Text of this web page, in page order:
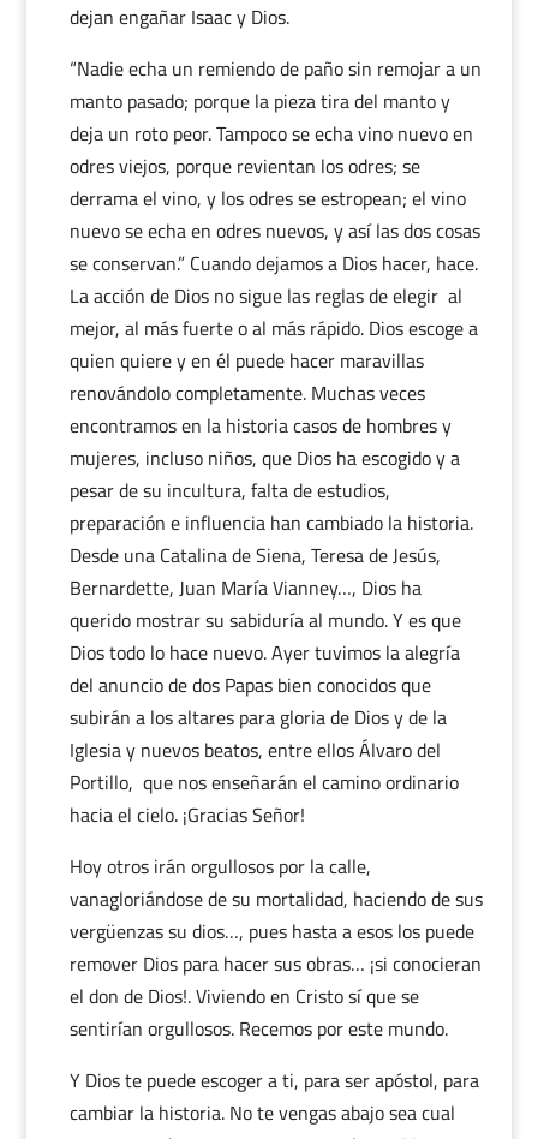
dejan engañar Isaac y Dios.
“Nadie echa un remiendo de paño sin remojar a un
manto pasado; porque la pieza tira del manto y
deja un roto peor. Tampoco se echa vino nuevo en
odres viejos, porque revientan los odres; se
derrama el vino, y los odres se estropean; el vino
nuevo se echa en odres nuevos, y así las dos cosas
se conservan.” Cuando dejamos a Dios hacer, hace.
La acción de Dios no sigue las reglas de elegir al
mejor, al más fuerte o al más rápido. Dios escoge a
quien quiere y en él puede hacer maravillas
renovándolo completamente. Muchas veces
encontramos en la historia casos de hombres y
mujeres, incluso niños, que Dios ha escogido y a
pesar de su incultura, falta de estudios,
preparación e influencia han cambiado la historia.
Desde una Catalina de Siena, Teresa de Jesús,
Bernardette, Juan María Vianney…, Dios ha
querido mostrar su sabiduría al mundo. Y es que
Dios todo lo hace nuevo. Ayer tuvimos la alegría
del anuncio de dos Papas bien conocidos que
subirán a los altares para gloria de Dios y de la
Iglesia y nuevos beatos, entre ellos Álvaro del
Portillo, que nos enseñarán el camino ordinario
hacia el cielo. ¡Gracias Señor!
Hoy otros irán orgullosos por la calle,
vanagloriándose de su mortalidad, haciendo de sus
vergüenzas su dios…, pues hasta a esos los puede
remover Dios para hacer sus obras… ¡si conocieran
el don de Dios!. Viviendo en Cristo sí que se
sentirían orgullosos. Recemos por este mundo.
Y Dios te puede escoger a ti, para ser apóstol, para
cambiar la historia. No te vengas abajo sea cual